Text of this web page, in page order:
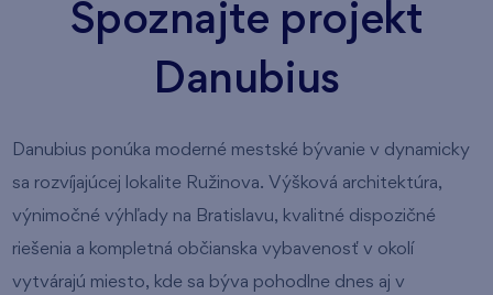
Spoznajte projekt
Danubius
Danubius ponúka moderné mestské bývanie v dynamicky
sa rozvíjajúcej lokalite Ružinova. Výšková architektúra,
výnimočné výhľady na Bratislavu, kvalitné dispozičné
riešenia a kompletná občianska vybavenosť v okolí
vytvárajú miesto, kde sa býva pohodlne dnes aj v